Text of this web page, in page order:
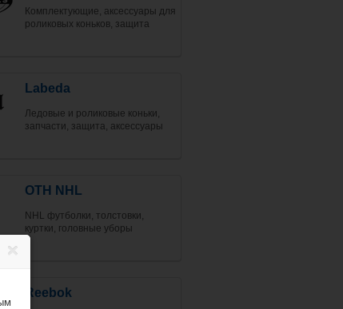
Комплектующие, аксессуары для
роликовых коньков, защита
Labeda
Ледовые и роликовые коньки,
запчасти, защита, аксессуары
OTH NHL
NHL футболки, толстовки,
куртки, головные уборы
Reebok